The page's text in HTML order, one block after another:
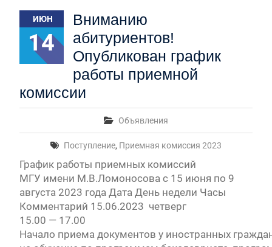
Конкурсные списки лиц, прошедших
вступительные испытания в МГУ имени
М.В.Ломоносова в 2026 году по каждому
конкурсу (ранжированные списки поступающих)
Вячеслав Никонов в программе «Большая игра» —
Первый канал, 24.07.2026. Часть 1-2
Вячеслав Никонов в программе «Большая игра» —
Первый канал, 06.08.2026. Часть 1-3
Вячеслав Никонов в программе «Большая игра»
— Первый канал, 05.08.2026. Часть 1-3
ИЮН
14
Вниманию
абитуриентов!
Опубликован график
работы приемной
комиссии
Объявления
Поступление, Приемная комиссия 2023
График работы приемных комиссий
МГУ имени М.В.Ломоносова с 15 июня по 9
августа 2023 года Дата День недели Часы
Комментарий 15.06.2023 четверг
15.00 — 17.00
Начало приема документов у иностранных